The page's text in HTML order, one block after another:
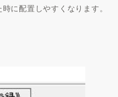
に配置しやすくなります。